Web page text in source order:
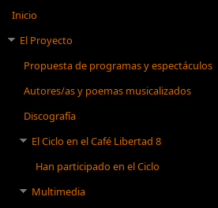
Inicio
El Proyecto
Propuesta de programas y espectáculos
Autores/as y poemas musicalizados
Discografía
El Ciclo en el Café Libertad 8
Han participado en el Ciclo
Multimedia